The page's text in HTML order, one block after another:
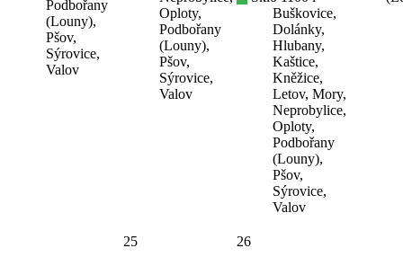
Podbořany
(Louny),
Pšov,
Sýrovice,
Valov
Oploty,
Podbořany
(Louny),
Pšov,
Sýrovice,
Valov
Buškovice,
Dolánky,
Hlubany,
Kaštice,
Kněžice,
Letov, Mory,
Neprobylice,
Oploty,
Podbořany
(Louny),
Pšov,
Sýrovice,
Valov
25
26